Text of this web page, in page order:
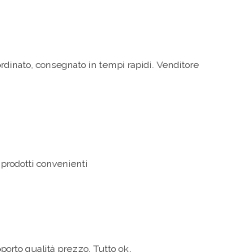
consegnato in tempi rapidi. Venditore
convenienti
qualità prezzo. Tutto ok.